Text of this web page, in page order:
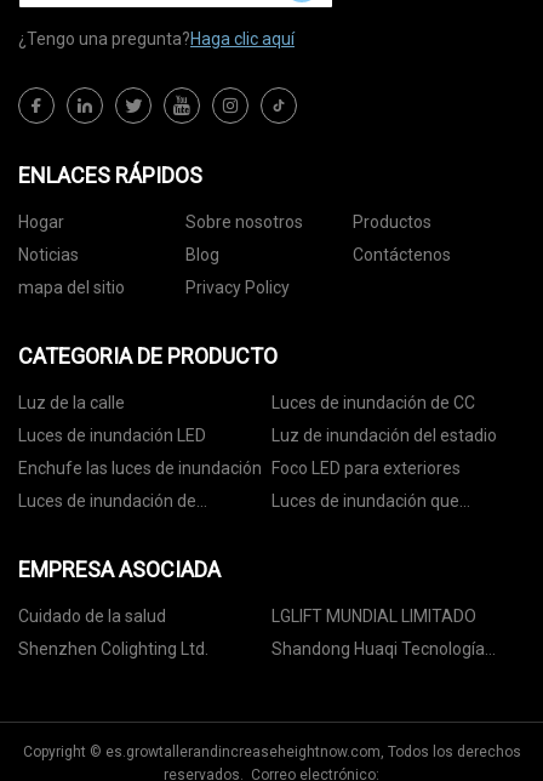
¿Tengo una pregunta?Haga clic aquí
ENLACES RÁPIDOS
Hogar Sobre nosotros
Productos
Noticias
Blog
Contáctenos
mapa del sitio
Privacy Policy
CATEGORIA DE PRODUCTO
Luz de la calle
Luces de inundación de CC
Luces de inundación LED
Luz de inundación del estadio
Enchufe las luces de inundación
Foco LED para exteriores
Luces de inundación de
Luces de inundación que
EMPRESA ASOCIADA
Cuidado de la salud
LGLIFT MUNDIAL LIMITADO
Shenzhen Colighting Ltd.
Shandong Huaqi Tecnología
Copyright © es.growtallerandincreaseheightnow.com, Todos los derechos
reservados. Correo electrónico: